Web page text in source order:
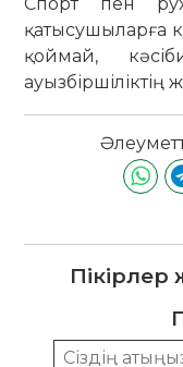
қатысушыларға
қоймай,
ауызбіршіліктің
Пікірлер